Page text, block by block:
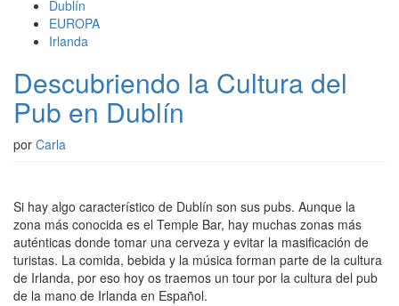
Dublín
EUROPA
Irlanda
Descubriendo la Cultura del
Pub en Dublín
por Carla
Si hay algo característico de Dublín son sus pubs. Aunque la
zona más conocida es el Temple Bar, hay muchas zonas más
auténticas donde tomar una cerveza y evitar la masificación de
turistas. La comida, bebida y la música forman parte de la cultura
de Irlanda, por eso hoy os traemos un tour por la cultura del pub
de la mano de Irlanda en Español.